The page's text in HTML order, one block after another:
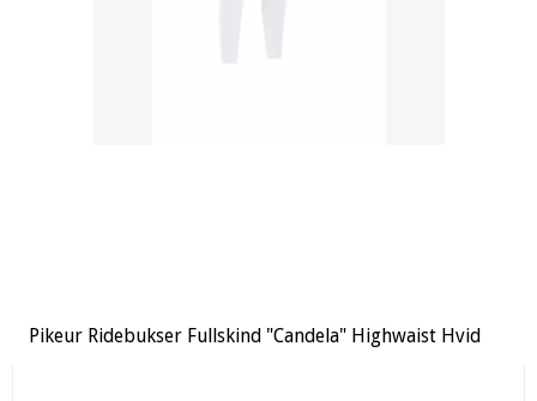
Pikeur Ridebukser Fullskind "Candela" Highwaist Hvid